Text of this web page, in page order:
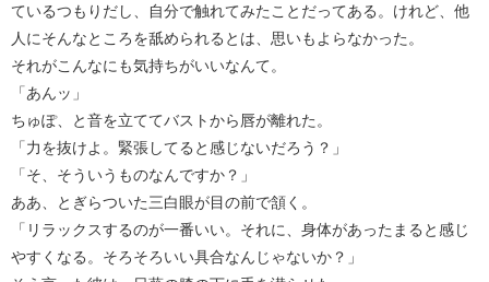
ているつもりだし、自分で触れてみたことだってある。けれど、他
人にそんなところを舐められるとは、思いもよらなかった。
それがこんなにも気持ちがいいなんて。
「あんッ」
ちゅぽ、と音を立ててバストから唇が離れた。
「力を抜けよ。緊張してると感じないだろう？」
「そ、そういうものなんですか？」
ああ、とぎらついた三白眼が目の前で頷く。
「リラックスするのが一番いい。それに、身体があったまると感じ
やすくなる。そろそろいい具合なんじゃないか？」